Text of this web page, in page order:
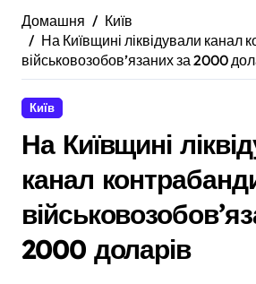
Домашня
Київ
На Київщині ліквідували канал
військовозобов’язаних за 2000
Київ
На Київщині
канал
2000 доларів